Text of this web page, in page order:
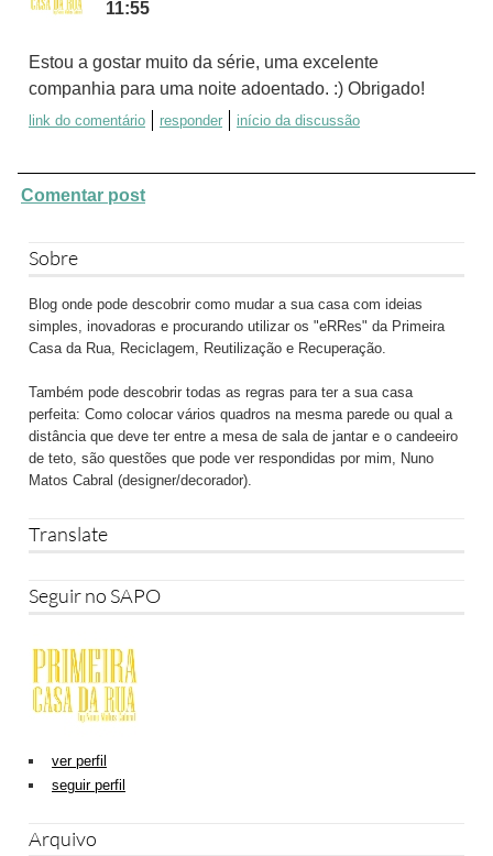
11:55
Estou a gostar muito da série, uma excelente
companhia para uma noite adoentado. :) Obrigado!
link do comentário responder início da discussão
Comentar post
Sobre
Blog onde pode descobrir como mudar a sua casa com ideias
simples, inovadoras e procurando utilizar os "eRRes" da Primeira
Casa da Rua, Reciclagem, Reutilização e Recuperação.
Também pode descobrir todas as regras para ter a sua casa
perfeita: Como colocar vários quadros na mesma parede ou qual a
distância que deve ter entre a mesa de sala de jantar e o candeeiro
de teto, são questões que pode ver respondidas por mim, Nuno
Matos Cabral (designer/decorador).
Translate
Seguir no SAPO
ver perfil
seguir perfil
Arquivo